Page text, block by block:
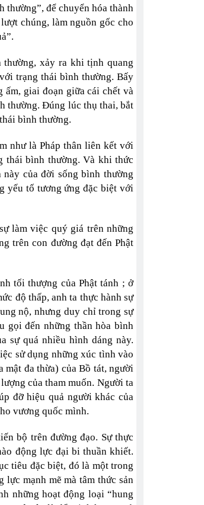
thường”, để chuyển hóa thành
chúng, làm nguồn gốc cho
xảy ra khi tịnh quang
trạng thái bình thường. Bấy
giai đoạn giữa cái chết và
thường. Đúng lúc thụ thai, bắt
bình thường.
như là Pháp thân liên kết với
thái bình thường. Và khi thức
của đời sống bình thường
yếu tố tương ứng đặc biệt với
làm việc quý giá trên những
trên con đường đạt đến Phật
tối thượng của Phật tánh ; ở
độ thấp, anh ta thực hành sự
nộ, nhưng duy chỉ trong sự
gọi đến những thần hòa bình
sự quá nhiều hình dáng này.
sử dụng những xúc tình vào
đa thừa) của Bồ tát, người
của tham muốn. Người ta
đỡ hiệu quả người khác của
vương quốc mình.
bộ trên đường đạo. Sự thực
động lực đại bi thuần khiết.
tiêu đặc biệt, đó là một trong
mạnh mẽ mà tâm thức sản
những hoạt động loại “hung